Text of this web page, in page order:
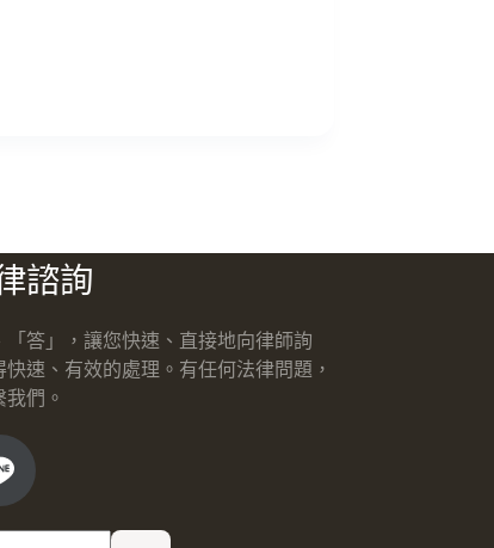
諮詢
「答」，讓您快速、直接地向律師詢
快速、有效的處理。有任何法律問題，
們。